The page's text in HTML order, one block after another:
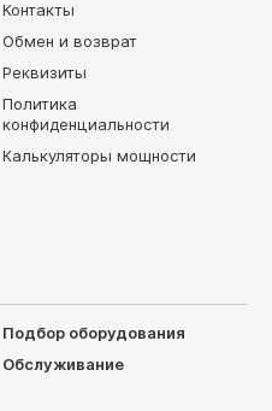
Контакты
Обмен и возврат
Реквизиты
Политика
конфиденциальности
Калькуляторы мощности
Подбор оборудования
Обслуживание